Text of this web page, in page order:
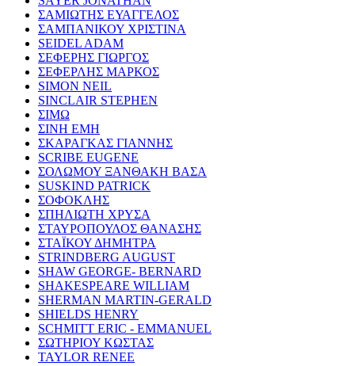
ΣΑΜΙΩΤΗΣ ΕΥΑΓΓΕΛΟΣ
ΣΑΜΠΑΝΙΚΟΥ ΧΡΙΣΤΙΝΑ
SEIDEL ADAM
ΣΕΦΕΡΗΣ ΓΙΩΡΓΟΣ
ΣΕΦΕΡΛΗΣ ΜΑΡΚΟΣ
SIMON NEIL
SINCLAIR STEPHEN
ΣΙΜΩ
ΣΙΝΗ ΕΜΗ
ΣΚΑΡΑΓΚΑΣ ΓΙΑΝΝΗΣ
SCRIBE EUGENE
ΣΟΛΩΜΟΥ ΞΑΝΘΑΚΗ ΒΑΣΑ
SUSKIND PATRICK
ΣΟΦΟΚΛΗΣ
ΣΠΗΛΙΩΤΗ ΧΡΥΣΑ
ΣΤΑΥΡΟΠΟΥΛΟΣ ΘΑΝΑΣΗΣ
ΣΤΑΪΚΟΥ ΔΗΜΗΤΡΑ
STRINDBERG AUGUST
SHAW GEORGE- BERNARD
SHAKESPEARE WILLIAM
SHERMAN MARTIN-GERALD
SHIELDS HENRY
SCHMITT ERIC - EMMANUEL
ΣΩΤΗΡΙΟΥ ΚΩΣΤΑΣ
TAYLOR RENEE